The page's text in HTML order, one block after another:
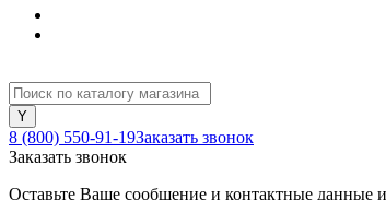
8 (800) 550-91-19Заказать звонок
Заказать звонок
Оставьте Ваше сообщение и контактные данные